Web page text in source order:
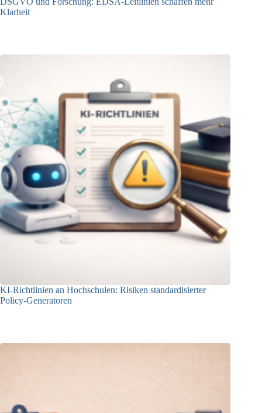
Klarheit
KI-Richtlinien an Hochschulen: Risiken standardisierter
Policy-Generatoren